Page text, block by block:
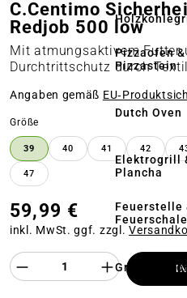
Pizzaofen &
Pizzastein
Dutch Oven
Elektrogrill
Plancha
Feuerstelle
Feuerschale
Grillzubehör
C.Centimo
Redjob 500 low
Mit atmungsaktivem Futter
Durchtrittschutz durch
Angaben gemäß
Größe
39 40 41 42
47
59,99 €
inkl. MwSt. ggf. zzgl.
Produkt Anzahl des